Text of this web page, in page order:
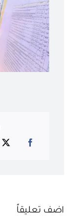
اضف تعليقاً